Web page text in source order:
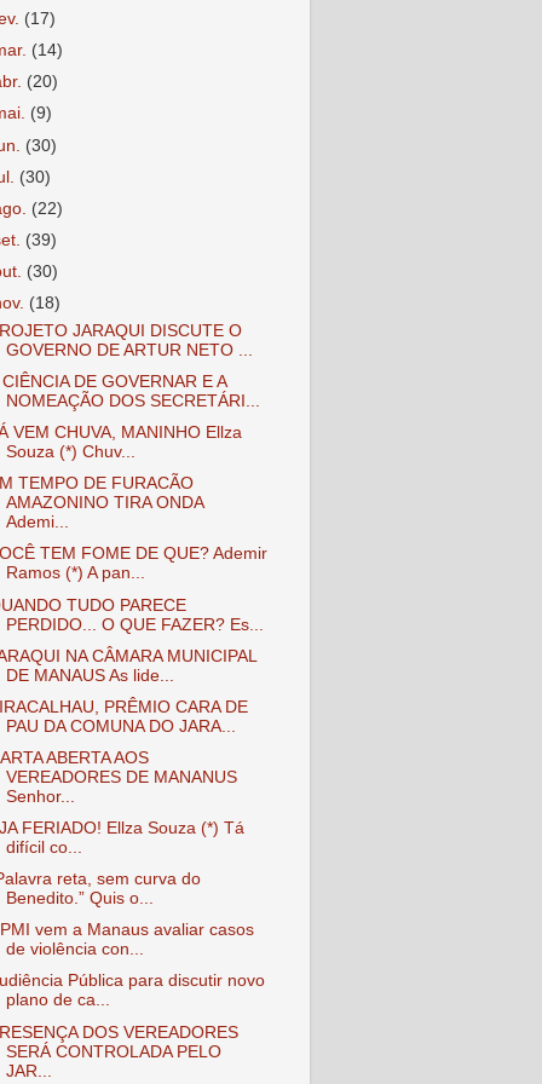
(17)
(14)
(20)
(9)
(30)
(30)
(22)
(39)
(30)
(18)
JARAQUI DISCUTE O
GOVERNO DE ARTUR NETO ...
CIÊNCIA DE GOVERNAR E A
NOMEAÇÃO DOS SECRETÁRI...
VEM CHUVA, MANINHO Ellza
Souza (*) Chuv...
TEMPO DE FURACÃO
AMAZONINO TIRA ONDA
Ademi...
TEM FOME DE QUE? Ademir
Ramos (*) A pan...
TUDO PARECE
PERDIDO... O QUE FAZER? Es...
NA CÂMARA MUNICIPAL
DE MANAUS As lide...
PRÊMIO CARA DE
PAU DA COMUNA DO JARA...
ABERTA AOS
VEREADORES DE MANANUS
Senhor...
FERIADO! Ellza Souza (*) Tá
difícil co...
reta, sem curva do
Benedito.” Quis o...
vem a Manaus avaliar casos
de violência con...
Pública para discutir novo
plano de ca...
DOS VEREADORES
SERÁ CONTROLADA PELO
JAR...